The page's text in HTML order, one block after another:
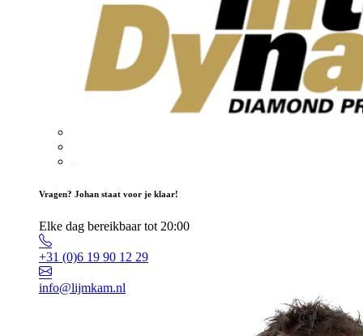
Vragen? Johan staat voor je klaar!
Elke dag bereikbaar tot 20:00
+31 (0)6 19 90 12 29
info@lijmkam.nl